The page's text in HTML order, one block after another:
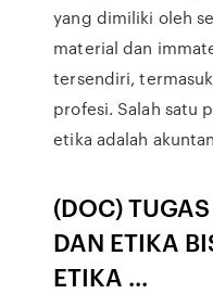
yang dimiliki oleh
material dan
tersendiri,
profesi. Salah satu
etika adalah
(DOC)
DAN ETIKA
ETIKA ...